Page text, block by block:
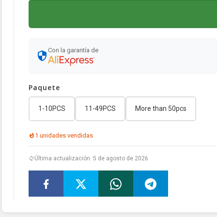
Con la garantía de
Paquete
1-10PCS 11-49PCS More than 50pcs
1 unidades vendidas
Última actualización: 5 de agosto de 2026